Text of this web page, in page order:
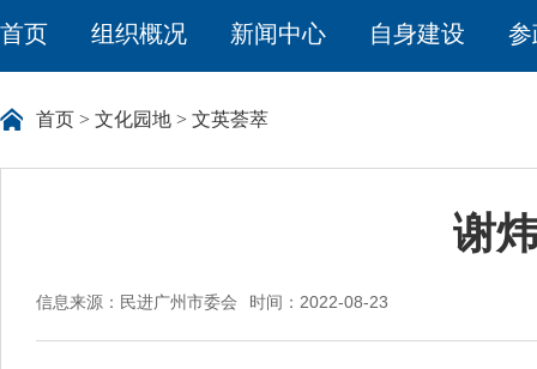
首页 组织概况 新闻中心 自身建设 参
首页 > 文化园地 > 文英荟萃
谢
信息来源：民进广州市委会 时间：2022-08-23